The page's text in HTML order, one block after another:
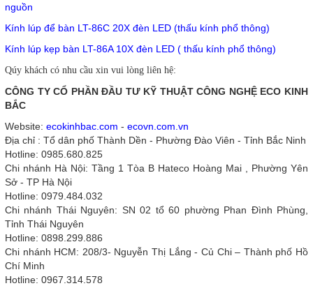
nguồn
Kính lúp để bàn LT-86C 20X đèn LED (thấu kính phổ thông)
Kính lúp kẹp bàn LT-86A 10X đèn LED ( thấu kính phổ thông)
Qúy khách có nhu cầu xin vui lòng liên hệ:
CÔNG TY CỔ PHẦN ĐẦU TƯ KỸ THUẬT CÔNG NGHỆ ECO KINH
BẮC
Website: ecokinhbac.com - ecovn.com.vn
Địa chỉ : Tổ dân phố Thành Dền - Phường Đào Viên - Tỉnh Bắc Ninh
Hotline: 0985.680.825
Chi nhánh Hà Nội: Tầng 1 Tòa B Hateco Hoàng Mai , Phường Yên
Sở - TP Hà Nội
Hotline: 0979.484.032
Chi nhánh Thái Nguyên: SN 02 tổ 60 phường Phan Đình Phùng,
Tỉnh Thái Nguyên
Hotline: 0898.299.886
Chi nhánh HCM: 208/3- Nguyễn Thị Lắng - Củ Chi – Thành phố Hồ
Chí Minh
Hotline: 0967.314.578